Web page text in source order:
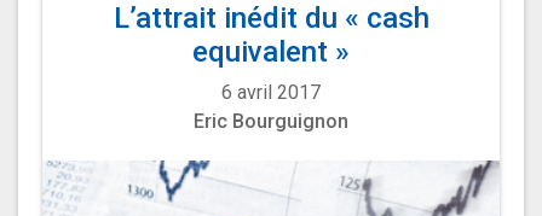
L’attrait inédit du « cash
equivalent »
6 avril 2017
Eric Bourguignon